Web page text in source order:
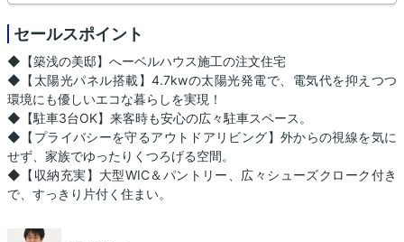
セールスポイント
◆【築浅の美邸】へーベルハウス施工の注文住宅
◆【太陽光パネル搭載】4.7kwの太陽光発電で、電気代を抑えつつ
環境にも優しいエコな暮らしを実現！
◆【駐車3台OK】来客時も安心の広々駐車スペース。
◆【プライバシーを守るアウトドアリビング】外からの視線を気に
せず、家族でゆったりくつろげる空間。
◆【収納充実】大型WIC＆パントリー、広々シューズクローク付き
で、すっきり片付く住まい。